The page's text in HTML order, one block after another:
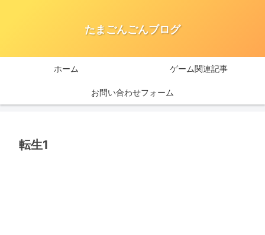
たまごんごんブログ
ホーム ゲーム関連記事
お問い合わせフォーム
転生1